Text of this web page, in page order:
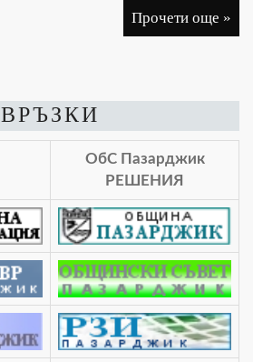
Прочети още »
ВРЪЗКИ
ОбС Пазарджик
РЕШЕНИЯ